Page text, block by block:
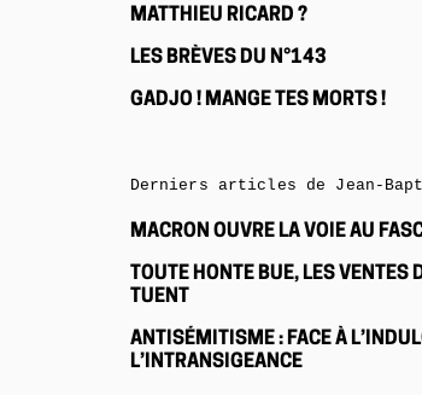
MATTHIEU RICARD ?
LES BRÈVES DU N°143
GADJO ! MANGE TES MORTS !
Derniers articles de Jean-
MACRON OUVRE LA VOIE AU
TOUTE HONTE BUE, LES VENTES
TUENT
ANTISÉMITISME : FACE À
L’INTRANSIGEANCE